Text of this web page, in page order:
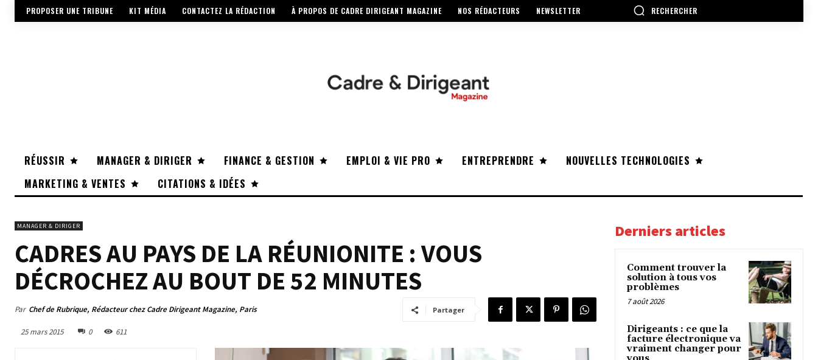
PROPOSER UNE TRIBUNE KIT MÉDIA CONTACTEZ LA RÉDACTION À PROPOS DE CADRE DIRIGEANT MAGAZINE NOS RÉDACTEURS NEWSLETTER RECHERCHER
RÉUSSIR MANAGER & DIRIGER FINANCE & GESTION EMPLOI & VIE PRO ENTREPRENDRE
NOUVELLES TECHNOLOGIES
MARKETING & VENTES
CITATIONS & IDÉES
MANAGER & DIRIGER
CADRES AU PAYS DE LA RÉUNIONITE : VOUS
DÉCROCHEZ AU BOUT DE 52 MINUTES
Par Chef de Rubrique, Rédacteur chez Cadre Dirigeant Magazine, Paris
25 mars 2015 0 611
Partager
Derniers articles
Comment trouver la
solution à tous vos
problèmes
7 août 2026
Dirigeants : ce que la
facture électronique va
vraiment changer pour